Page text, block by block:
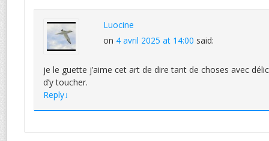
Luocine
on 4 avril 2025 at 14:00 said:
je le guette j’aime cet art de dire tant de choses avec
d’y toucher.
Reply↓